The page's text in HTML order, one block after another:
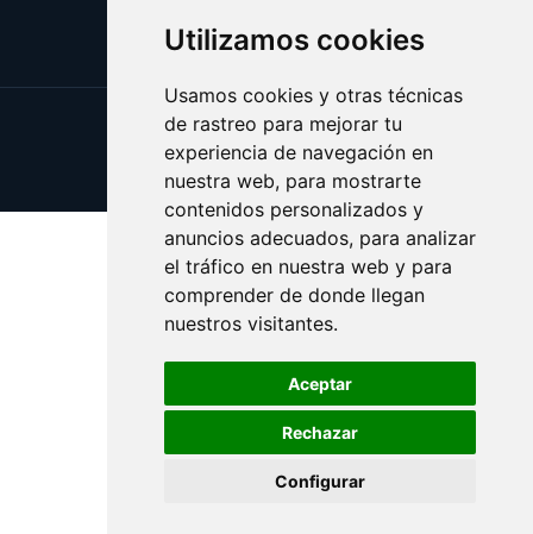
Utilizamos cookies
Usamos cookies y otras técnicas
de rastreo para mejorar tu
experiencia de navegación en
nuestra web, para mostrarte
contenidos personalizados y
anuncios adecuados, para analizar
el tráfico en nuestra web y para
comprender de donde llegan
nuestros visitantes.
Aceptar
Rechazar
Configurar
Update cookies preferences
Copyright © 2025 victima.es